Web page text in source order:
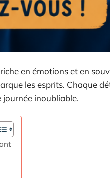
en émotions et en
les esprits. Chaque
journée inoubliable.